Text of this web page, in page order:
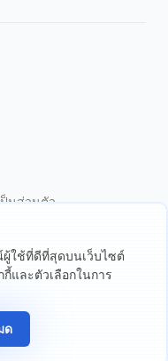
ใช้ที่ดีที่สุดบนเว็บไซต์
กี้และตัวเลือกในการ
ด
นส่วนตัว
บียน: 13534801 (อังกฤษ) |
ป็นอิสระและให้แน่ใจว่าคุณ